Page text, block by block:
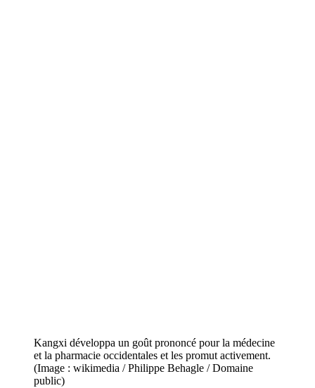
Kangxi développa un goût prononcé pour la médecine
et la pharmacie occidentales et les promut activement.
(Image : wikimedia / Philippe Behagle / Domaine
public)